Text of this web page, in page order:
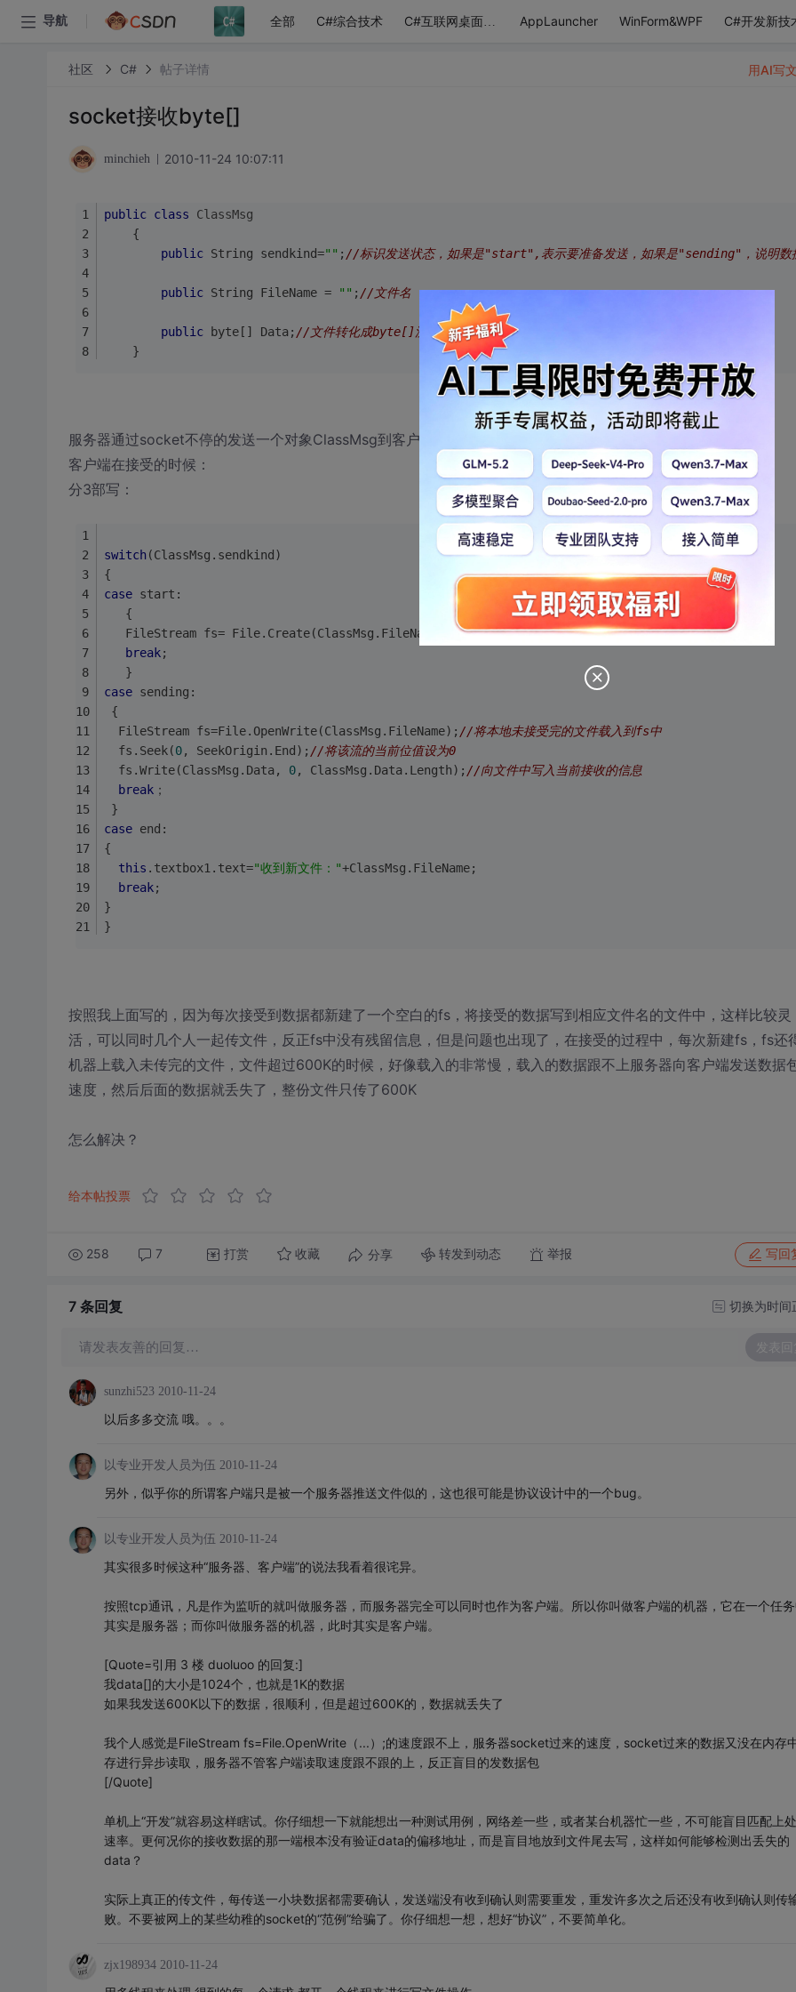
导航 全部 C#综合技术 C#互联网桌面应用 AppLauncher WinForm&WPF C#开发新技
社区 C# 帖子详情
socket接收byte[]
minchieh 2010-11-24 10:07:11
public class
ClassMsg
	{
public String sendkind="" ; //标识发送状态，如果是"start",表示要准备发送，如果是"sending"，说明
public String FileName = "" ; //文件名
public byte[] Data; //文件转化成byte[]流,并且切成很多份
}
服务器通过socket不停的发送一个对象ClassMsg到客户端来传送一份文件，
客户端在接受的时候：
分3部写：
switch(ClassMsg.sendkind)
{
case start:
   {
   FileStream fs= File.Create(ClassMsg.FileName);
//新建文件名为FileName的文件
break;
   }
case sending:
{
  FileStream fs=File.OpenWrite(ClassMsg.FileName);
//将本地未接受完的文件载入到fs中
  fs.Seek(
0, SeekOrigin.End); //将该流的当前位值设为0
  fs.Write(ClassMsg.Data,
0, ClassMsg.Data.Length); //向文件中写入当前接收的信息
break；
}
case end:
{
this .textbox1.text="收到新文件："+ClassMsg.FileName;
break;
}
}
按照我上面写的，因为每次接受到数据都新建了一个空白的fs，将接受的数据写到相应文件名的文件中，这样比较灵
活，可以同时几个人一起传文件，反正fs中没有残留信息，但是问题也出现了，在接受的过程中，每次新建fs，fs还
机器上载入未传完的文件，文件超过600K的时候，好像载入的非常慢，载入的数据跟不上服务器向客户端发送数据
速度，然后后面的数据就丢失了，整份文件只传了600K
怎么解决？
给本帖投票
258 7 打赏 收藏 分享 转发到动态 举报 写回
用AI写
7 条回复 切换为时间
请发表友善的回复… 发表回
sunzhi523 2010-11-24
以后多多交流 哦。。。
以专业开发人员为伍 2010-11-24
另外，似乎你的所谓客户端只是被一个服务器推送文件似的，这也很可能是协议设计中的一个bug。
以专业开发人员为伍 2010-11-24
其实很多时候这种“服务器、客户端”的说法我看着很诧异。
按照tcp通讯，凡是作为监听的就叫做服务器，而服务器完全可以同时也作为客户端。所以你叫做客户端的机器，它在一个任务
其实是服务器；而你叫做服务器的机器，此时其实是客户端。
[Quote=引用 3 楼 duoluoo 的回复:]
我data[]的大小是1024个，也就是1K的数据
如果我发送600K以下的数据，很顺利，但是超过600K的，数据就丢失了
我个人感觉是FileStream fs=File.OpenWrite（...）;的速度跟不上，服务器socket过来的速度，socket过来的数据又没在内存
存进行异步读取，服务器不管客户端读取速度跟不跟的上，反正盲目的发数据包
[/Quote]
单机上“开发”就容易这样瞎试。你仔细想一下就能想出一种测试用例，网络差一些，或者某台机器忙一些，不可能盲目匹配上
速率。更何况你的接收数据的那一端根本没有验证data的偏移地址，而是盲目地放到文件尾去写，这样如何能够检测出丢失的
data？
实际上真正的传文件，每传送一小块数据都需要确认，发送端没有收到确认则需要重发，重发许多次之后还没有收到确认则传
败。不要被网上的某些幼稚的socket的“范例”给骗了。你仔细想一想，想好“协议”，不要简单化。
zjx198934 2010-11-24